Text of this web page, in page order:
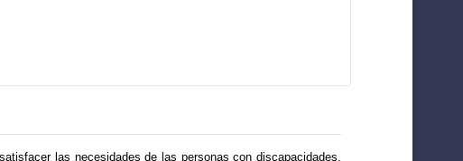
las necesidades de las personas con discapacidades.